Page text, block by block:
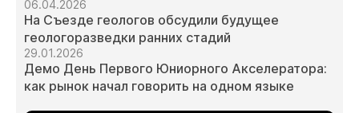
06.04.2026
На Съезде геологов обсудили будущее
геологоразведки ранних стадий
29.01.2026
Демо День Первого Юниорного Акселератора:
как рынок начал говорить на одном языке